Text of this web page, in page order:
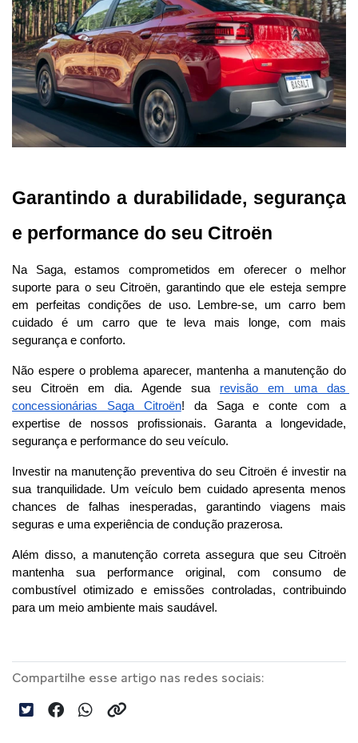
Garantindo a durabilidade, segurança
e performance do seu Citroën
Na Saga, estamos comprometidos em oferecer o melhor
suporte para o seu Citroën, garantindo que ele esteja sempre
em perfeitas condições de uso. Lembre-se, um carro bem
cuidado é um carro que te leva mais longe, com mais
segurança e conforto.
Não espere o problema aparecer, mantenha a manutenção do
seu Citroën em dia. Agende sua revisão em uma das
concessionárias Saga Citroën! da Saga e conte com a
expertise de nossos profissionais. Garanta a longevidade,
segurança e performance do seu veículo.
Investir na manutenção preventiva do seu Citroën é investir na
sua tranquilidade. Um veículo bem cuidado apresenta menos
chances de falhas inesperadas, garantindo viagens mais
seguras e uma experiência de condução prazerosa.
Além disso, a manutenção correta assegura que seu Citroën
mantenha sua performance original, com consumo de
combustível otimizado e emissões controladas, contribuindo
para um meio ambiente mais saudável.
Compartilhe esse artigo nas redes sociais: